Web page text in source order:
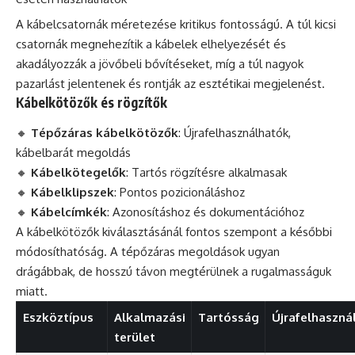
A kábelcsatornák méretezése kritikus fontosságú. A túl kicsi
csatornák megnehezítik a kábelek elhelyezését és
akadályozzák a jövőbeli bővítéseket, míg a túl nagyok
pazarlást jelentenek és rontják az esztétikai megjelenést.
Kábelkötözők és rögzítők
🔸 Tépőzáras kábelkötözők: Újrafelhasználhatók,
kábelbarát megoldás
🔸 Kábelkötegelők: Tartós rögzítésre alkalmasak
🔸 Kábelklipszek: Pontos pozicionáláshoz
🔸 Kábelcímkék: Azonosításhoz és dokumentációhoz
A kábelkötözők kiválasztásánál fontos szempont a későbbi
módosíthatóság. A tépőzáras megoldások ugyan
drágábbak, de hosszú távon megtérülnek a rugalmasságuk
miatt.
Eszköztípus
Alkalmazási
terület
Tartósság